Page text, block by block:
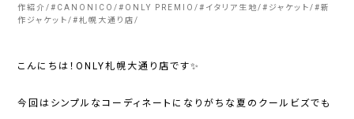
作紹介 # CANONICO # ONLY PREMIO # イタリア生地 # ジャケット #新
作ジャケット #札幌大通り店
こんにちは！ONLY札幌大通り店です✨
今回はシンプルなコーディネートになりがちな夏のクールビズでも